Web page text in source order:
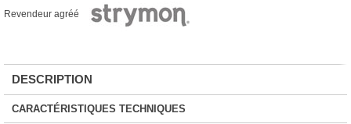
Revendeur agréé
DESCRIPTION
CARACTÉRISTIQUES TECHNIQUES